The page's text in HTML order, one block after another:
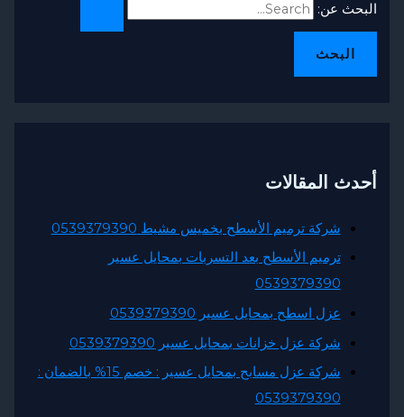
شركة ترميم الأسطح بخميس مشيط 0539379390
ترميم الأسطح بعد التسربات بمحايل عسير
0539379390
عزل اسطح بمحايل عسير 0539379390
شركة عزل خزانات بمحايل عسير 0539379390
شركة عزل مسابح بمحايل عسير : خصم 15% بالضمان :
0539379390